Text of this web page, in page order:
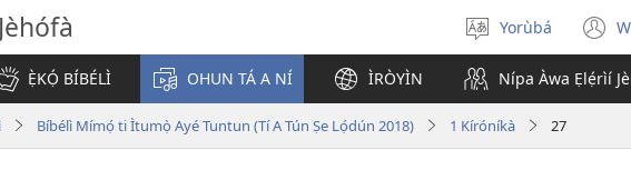
Yan
èdè
Yorùbá
Ẹ̀KỌ́ BÍBÉLÌ OHUN TÁ A NÍ ÌRÒYÌN Nípa Àwa Ẹlẹ́rìí
Bíbélì Mímọ́ ti Ìtumọ̀ Ayé Tuntun (Tí A Tún Ṣe Lọ́dún 2018) 1 Kíróníkà 27